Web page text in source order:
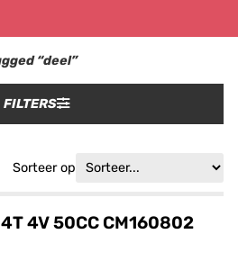
“deel”
FILTERS
Sorteer op
4V 50CC CM160802